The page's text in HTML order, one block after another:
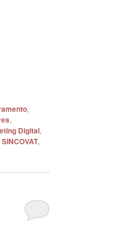
,
,
Digital,
SINCOVAT,